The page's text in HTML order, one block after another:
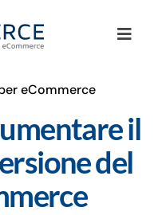
Toggle
eCommerce
eCommerce
il
del